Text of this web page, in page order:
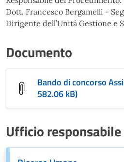
Dott. Francesco Bergamelli -
Dirigente dell’Unità Gestione e
Documento
Bando di concorso
582.06 kB)
Ufficio responsabile